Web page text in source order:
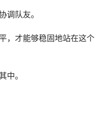
调队友。
，才能够稳固地站在这个
中。